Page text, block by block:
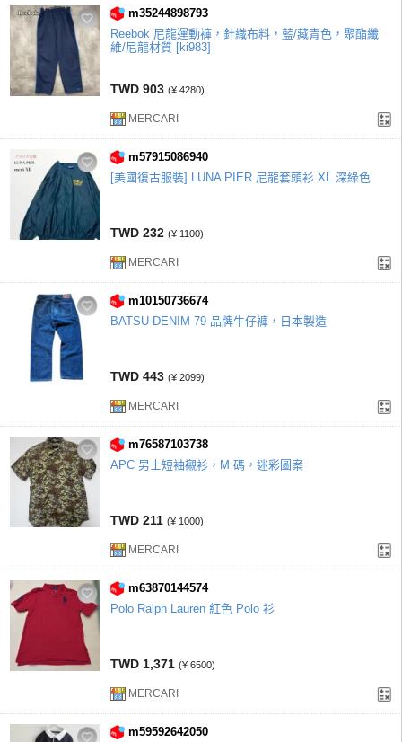
m35244898793
Reebok 尼龍運動褲，針織布料，藍/藏青色，聚酯纖
維/尼龍材質 [ki983]
TWD 903 (¥ 4280)
MERCARI
m57915086940
[美國復古服裝] LUNA PIER 尼龍套頭衫 XL 深綠色
TWD 232 (¥ 1100)
MERCARI
m10150736674
BATSU-DENIM 79 品牌牛仔褲，日本製造
TWD 443 (¥ 2099)
MERCARI
m76587103738
APC 男士短袖襯衫，M 碼，迷彩圖案
TWD 211 (¥ 1000)
MERCARI
m63870144574
Polo Ralph Lauren 紅色 Polo 衫
TWD 1,371 (¥ 6500)
MERCARI
m59592642050